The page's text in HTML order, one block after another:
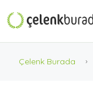
Çelenk Burada